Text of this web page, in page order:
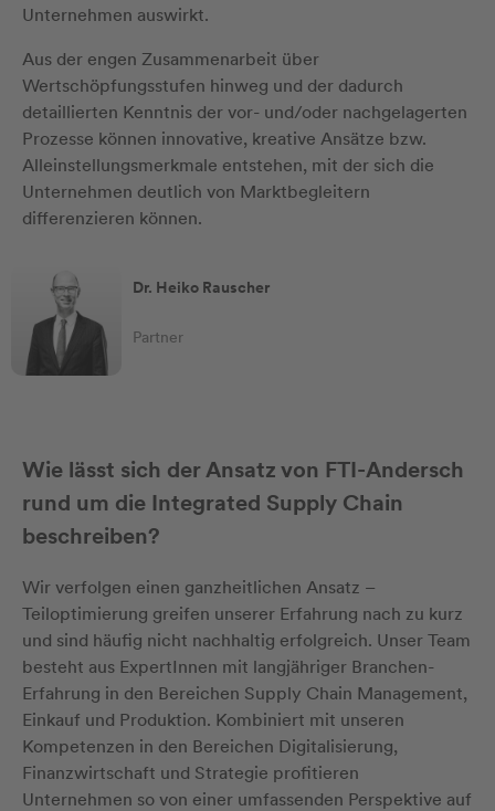
Unternehmen auswirkt.
Aus der engen Zusammenarbeit über
Wertschöpfungsstufen hinweg und der dadurch
detaillierten Kenntnis der vor- und/oder nachgelagerten
Prozesse können innovative, kreative Ansätze bzw.
Alleinstellungsmerkmale entstehen, mit der sich die
Unternehmen deutlich von Marktbegleitern
differenzieren können.
Dr. Heiko Rauscher
Partner
Wie lässt sich der Ansatz von FTI-Andersch
rund um die Integrated Supply Chain
beschreiben?
Wir verfolgen einen ganzheitlichen Ansatz –
Teiloptimierung greifen unserer Erfahrung nach zu kurz
und sind häufig nicht nachhaltig erfolgreich. Unser Team
besteht aus ExpertInnen mit langjähriger Branchen-
Erfahrung in den Bereichen Supply Chain Management,
Einkauf und Produktion. Kombiniert mit unseren
Kompetenzen in den Bereichen Digitalisierung,
Finanzwirtschaft und Strategie profitieren
Unternehmen so von einer umfassenden Perspektive auf